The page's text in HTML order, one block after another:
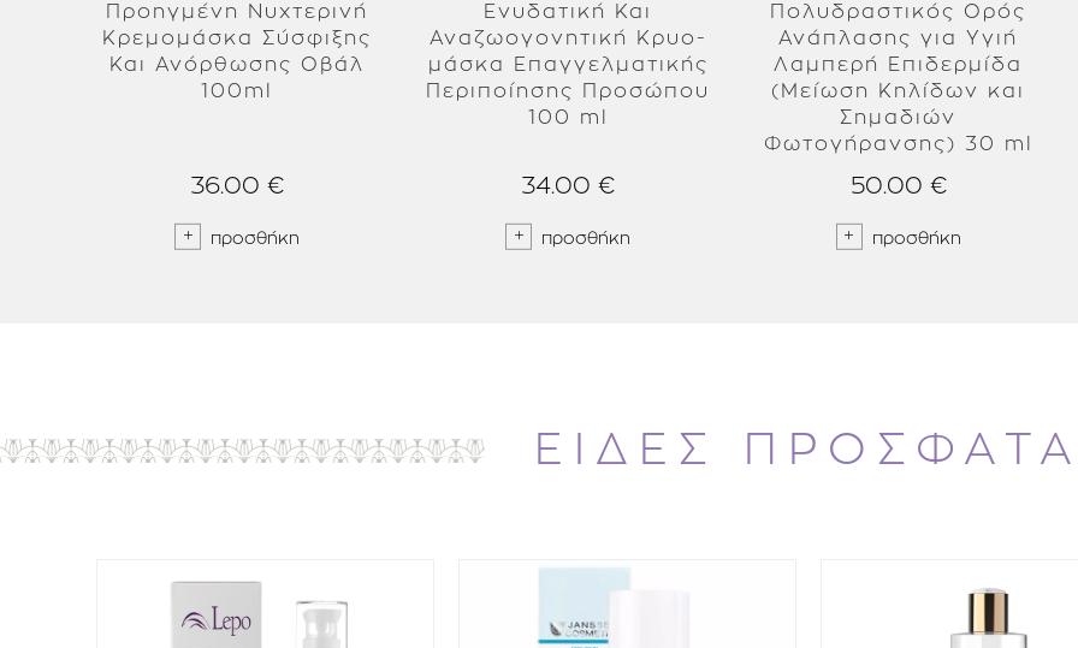
Προηγμένη Νυχτερινή
Κρεμoμάσκα Σύσφιξης
Και Ανόρθωσης Οβάλ
100ml
36.00 €
προσθήκη
Ενυδατική Και
Αναζωογονητική Κρυο-
μάσκα Επαγγελματικής
Περιποίησης Προσώπου
100 ml
34.00 €
προσθήκη
Πολυδραστικός Ορός
Ανάπλασης για Υγιή
Λαμπερή Επιδερμίδα
(Μείωση Κηλίδων και
Σημαδιών
Φωτογήρανσης) 30 ml
50.00 €
προσθήκη
ΕΙΔΕΣ ΠΡΟΣΦΑΤΑ